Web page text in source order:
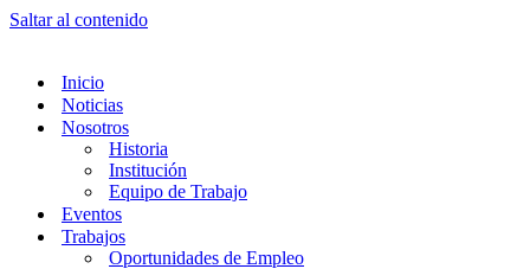
Saltar al contenido
Inicio
Noticias
Nosotros
Historia
Institución
Equipo de Trabajo
Eventos
Trabajos
Oportunidades de Empleo